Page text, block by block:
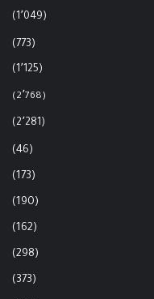
(1٬049)
(773)
(1٬125)
(2٬768)
(2٬281)
(46)
(173)
(190)
(162)
(298)
(373)